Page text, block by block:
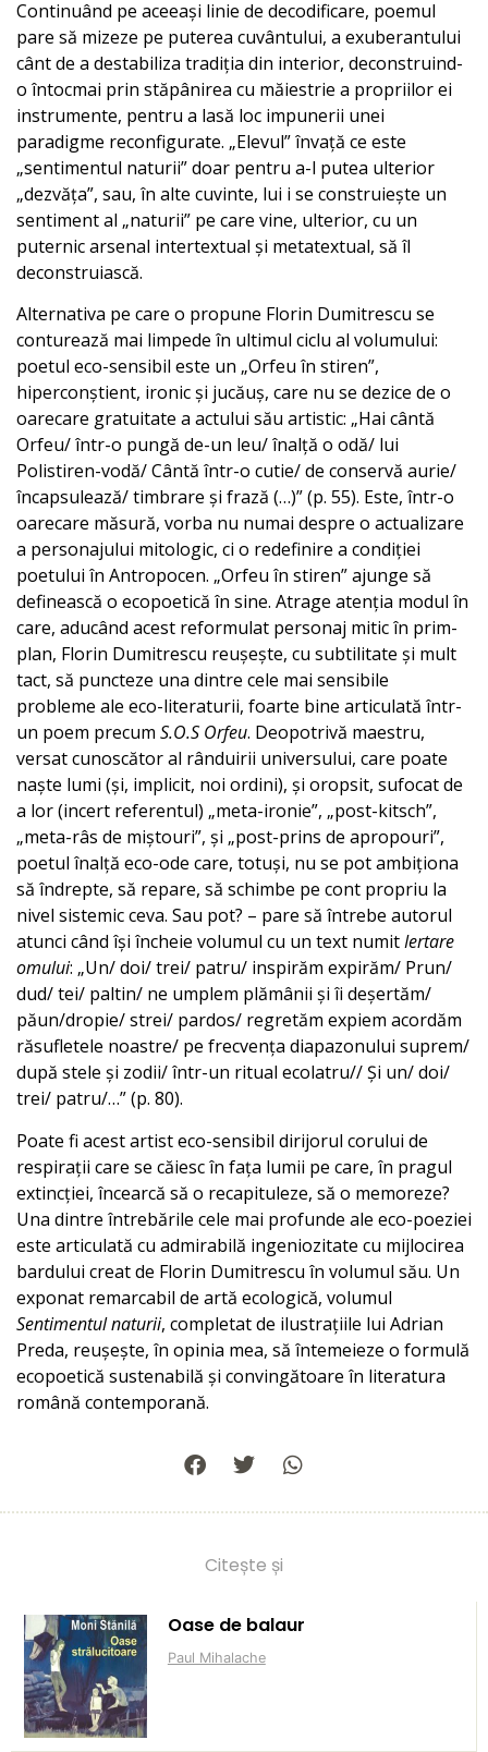
Continuând pe aceeași linie de decodificare, poemul
pare să mizeze pe puterea cuvântului, a exuberantului
cânt de a destabiliza tradiția din interior, deconstruind-
o întocmai prin stăpânirea cu măiestrie a propriilor ei
instrumente, pentru a lasă loc impunerii unei
paradigme reconfigurate. „Elevul” învață ce este
„sentimentul naturii” doar pentru a-l putea ulterior
„dezvăța”, sau, în alte cuvinte, lui i se construiește un
sentiment al „naturii” pe care vine, ulterior, cu un
puternic arsenal intertextual și metatextual, să îl
deconstruiască.
Alternativa pe care o propune Florin Dumitrescu se
conturează mai limpede în ultimul ciclu al volumului:
poetul eco-sensibil este un „Orfeu în stiren”,
hiperconștient, ironic și jucăuș, care nu se dezice de o
oarecare gratuitate a actului său artistic: „Hai cântă
Orfeu/ într-o pungă de-un leu/ înalță o odă/ lui
Polistiren-vodă/ Cântă într-o cutie/ de conservă aurie/
încapsulează/ timbrare și frază (…)” (p. 55). Este, într-o
oarecare măsură, vorba nu numai despre o actualizare
a personajului mitologic, ci o redefinire a condiției
poetului în Antropocen. „Orfeu în stiren” ajunge să
definească o ecopoetică în sine. Atrage atenția modul în
care, aducând acest reformulat personaj mitic în prim-
plan, Florin Dumitrescu reușește, cu subtilitate și mult
tact, să puncteze una dintre cele mai sensibile
probleme ale eco-literaturii, foarte bine articulată într-
un poem precum S.O.S Orfeu. Deopotrivă maestru,
versat cunoscător al rânduirii universului, care poate
naște lumi (și, implicit, noi ordini), și oropsit, sufocat de
a lor (incert referentul) „meta-ironie”, „post-kitsch”,
„meta-râs de miștouri”, și „post-prins de apropouri”,
poetul înalță eco-ode care, totuși, nu se pot ambiționa
să îndrepte, să repare, să schimbe pe cont propriu la
nivel sistemic ceva. Sau pot? – pare să întrebe autorul
atunci când își încheie volumul cu un text numitIertare
omului: „Un/ doi/ trei/ patru/ inspirăm expirăm/ Prun/
dud/ tei/ paltin/ ne umplem plămânii și îi deșertăm/
păun/dropie/ strei/ pardos/ regretăm expiem acordăm
răsufletele noastre/ pe frecvența diapazonului suprem/
după stele și zodii/ într-un ritual ecolatru// Și un/ doi/
trei/ patru/…” (p. 80).
Poate fi acest artist eco-sensibil dirijorul corului de
respirații care se căiesc în fața lumii pe care, în pragul
extincției, încearcă să o recapituleze, să o memoreze?
Una dintre întrebările cele mai profunde ale eco-poeziei
este articulată cu admirabilă ingeniozitate cu mijlocirea
bardului creat de Florin Dumitrescu în volumul său. Un
exponat remarcabil de artă ecologică, volumul
Sentimentul naturii, completat de ilustrațiile lui Adrian
Preda, reușește, în opinia mea, să întemeieze o formulă
ecopoetică sustenabilă și convingătoare în literatura
română contemporană.
Citește și
Oase de balaur
Paul Mihalache